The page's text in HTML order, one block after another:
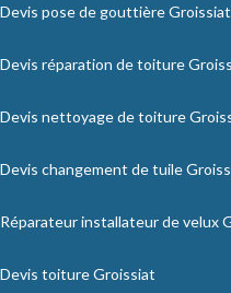
Devis pose de gouttière Groissiat
Devis réparation de toiture
Devis nettoyage de toiture
Devis changement de tuile
Réparateur installateur de velux
Devis toiture Groissiat